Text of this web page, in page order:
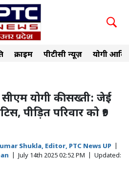
क्राइम पीटीसी न्यूज़ योगी
योगी की सख्ती: जेई
पीड़ित परिवार को ₹9
Shukla, Editor, PTC News UP
July 14th 2025 02:52 PM
Updated: